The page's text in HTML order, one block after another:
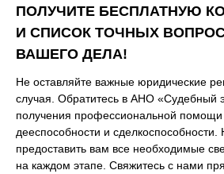
ПОЛУЧИТЕ БЕСПЛАТНУЮ
И СПИСОК ТОЧНЫХ
ВАШЕГО ДЕЛА!
Не оставляйте важные юридические
случая. Обратитесь в АНО «Судебный
получения профессиональной помощи
дееспособности и
предоставить вам все необходимые
на каждом этапе. Свяжитесь с нами